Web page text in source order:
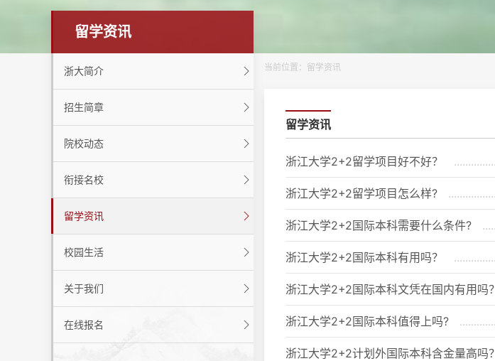
留学资讯
浙大简介
招生简章
院校动态
衔接名校
留学资讯
校园生活
关于我们
在线报名
当前位置： 留学资讯
留学资讯
浙江大学2+2留学项目好不好？
浙江大学2+2留学项目怎么样?
浙江大学2+2国际本科需要什么条件?
浙江大学2+2国际本科有用吗？
浙江大学2+2国际本科文凭在国内有用吗？
浙江大学2+2国际本科值得上吗?
浙江大学2+2计划外国际本科含金量高吗？